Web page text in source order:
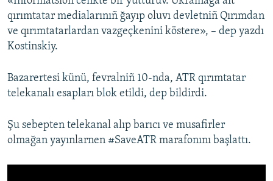
qırımtatar medialarınıñ ğayıp oluvı devletniñ Qırımdan
ve qırımtatarlardan vazgeçkenini köstere», – dep yazdı
Kostinskiy.
Bazarertesi künü, fevralniñ 10-nda, ATR qırımtatar
telekanalı esapları blok etildi, dep bildirdi.
Şu sebepten telekanal alıp barıcı ve musafirler
olmağan yayınlarnen #SaveATR marafonını başlattı.